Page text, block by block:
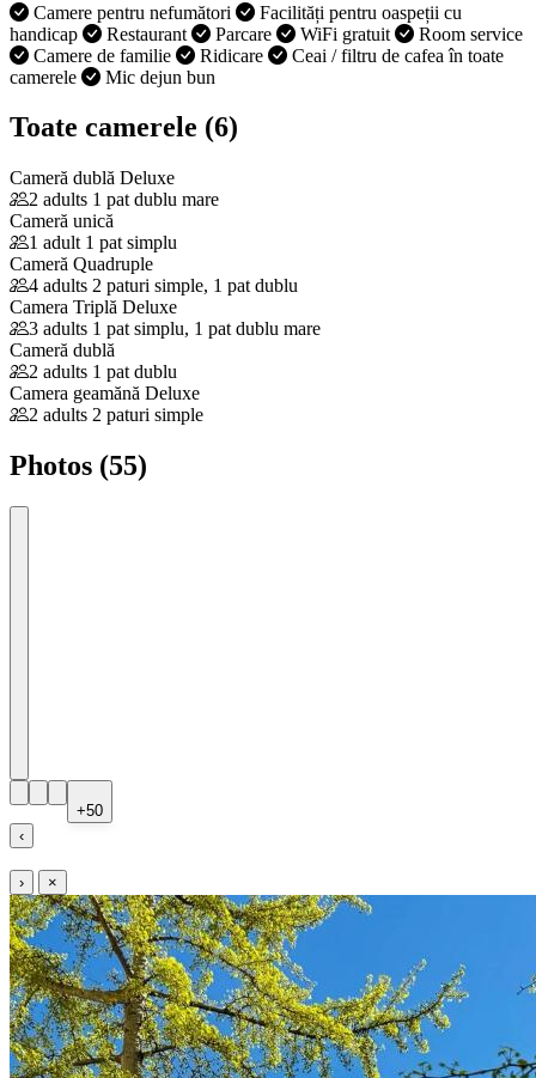
Camere pentru nefumători
Facilități pentru oaspeții cu
handicap
Restaurant Parcare WiFi gratuit
Room service
Camere de familie
Ridicare
Ceai / filtru de cafea în toate
camerele
Mic dejun bun
Toate camerele (6)
Cameră dublă Deluxe
2 adults 1 pat dublu mare
Cameră unică
1 adult 1 pat simplu
Cameră Quadruple
4 adults 2 paturi simple, 1 pat dublu
Camera Triplă Deluxe
3 adults 1 pat simplu, 1 pat dublu mare
Cameră dublă
2 adults 1 pat dublu
Camera geamănă Deluxe
2 adults 2 paturi simple
Photos (55)
+50
‹
› ×